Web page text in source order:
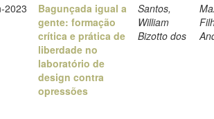
2023
Bagunçada igual a
gente: formação
crítica e prática de
liberdade no
laboratório de
design contra
opressões
Santos,
William
Bizotto dos